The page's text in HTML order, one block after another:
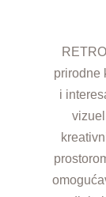
prirodne
i